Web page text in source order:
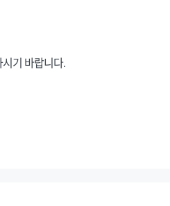
기 바랍니다.